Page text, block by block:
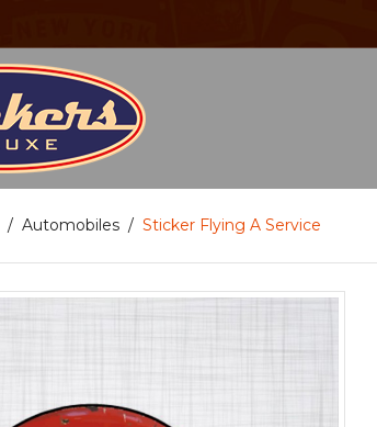
Automobiles Sticker Flying A Service